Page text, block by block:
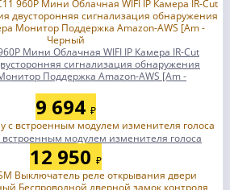
Мини Облачная WIFI IP Камера IR-Cut
сигнализация обнаружения
Поддержка Amazon-AWS [Am -
9 694 ₽
встроенным модулем изменителя голоса
12 950 ₽